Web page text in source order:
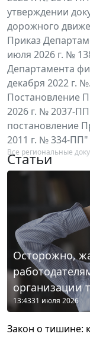
утверждении
дорожного
Приказ
июля 2026 г. №
Департамента
декабря 2022 г.
Постановление
2026 г. № 2037-
постановление
2011 г. № 334-ПП"
Все региональные
Статьи
Осторожно,
организации
13:4331 июля 2026
Закон о тишине: